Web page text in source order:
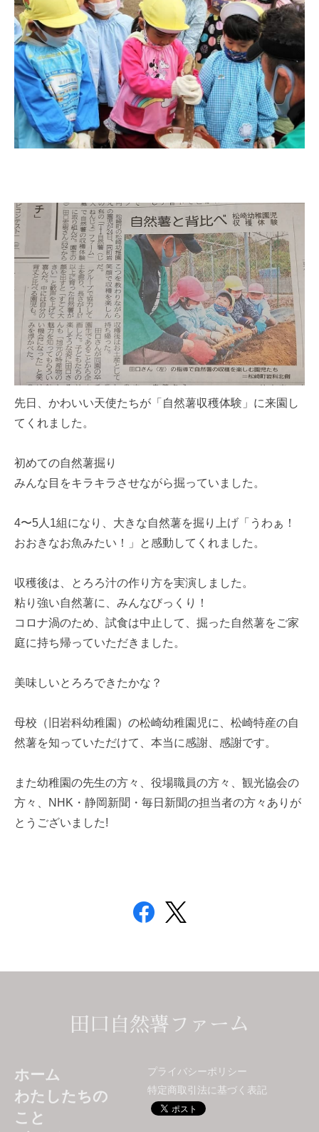
先日、かわいい天使たちが「自然薯収穫体験」に来園し
てくれました。
初めての自然薯掘り
みんな目をキラキラさせながら掘っていました。
4〜5人1組になり、大きな自然薯を掘り上げ「うわぁ！
おおきなお魚みたい！」と感動してくれました。
収穫後は、とろろ汁の作り方を実演しました。
粘り強い自然薯に、みんなびっくり！
コロナ渦のため、試食は中止して、掘った自然薯をご家
庭に持ち帰っていただきました。
美味しいとろろできたかな？
母校（旧岩科幼稚園）の松崎幼稚園児に、松崎特産の自
然薯を知っていただけて、本当に感謝、感謝です。
また幼稚園の先生の方々、役場職員の方々、観光協会の
方々、NHK・静岡新聞・毎日新聞の担当者の方々ありが
とうございました!
田口自然薯ファーム
ホーム
わたしたちの
こと
プライバシーポリシー
特定商取引法に基づく表記